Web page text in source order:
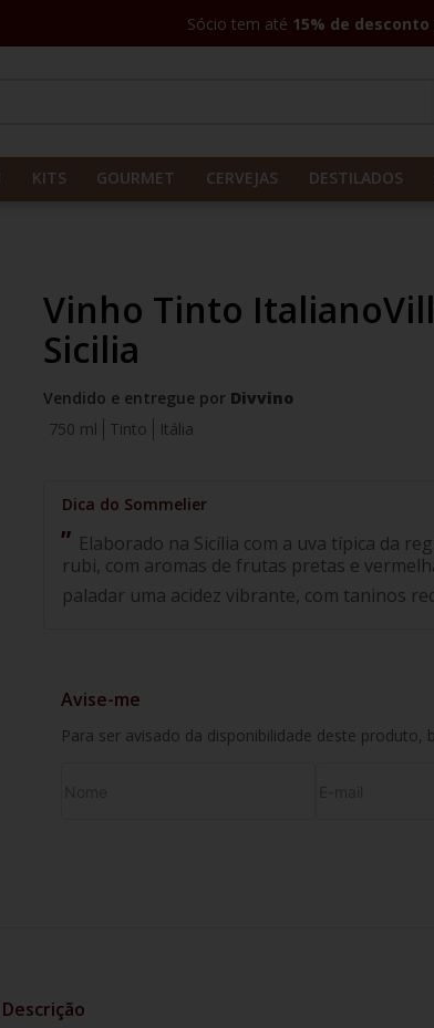
Sócio tem até 15% de desconto
KITS GOURMET CERVEJAS DESTILADOS
Vinho Tinto
Sicilia
Vendido e entregue por Divvino
Tinto
Itália
750 ml
Elaborado na Sicília com a uva típica da
rubi, com aromas de frutas pretas e
paladar uma acidez vibrante, com taninos
Avise-me
Para ser avisado da disponibilidade deste produto,